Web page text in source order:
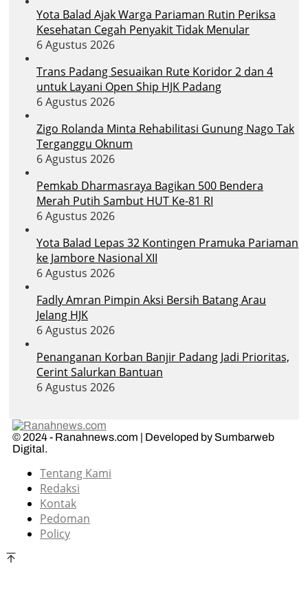
Yota Balad Ajak Warga Pariaman Rutin Periksa
Kesehatan Cegah Penyakit Tidak Menular
6 Agustus 2026
Trans Padang Sesuaikan Rute Koridor 2 dan 4
untuk Layani Open Ship HJK Padang
6 Agustus 2026
Zigo Rolanda Minta Rehabilitasi Gunung Nago Tak
Terganggu Oknum
6 Agustus 2026
Pemkab Dharmasraya Bagikan 500 Bendera
Merah Putih Sambut HUT Ke-81 RI
6 Agustus 2026
Yota Balad Lepas 32 Kontingen Pramuka Pariaman
ke Jambore Nasional XII
6 Agustus 2026
Fadly Amran Pimpin Aksi Bersih Batang Arau
Jelang HJK
6 Agustus 2026
Penanganan Korban Banjir Padang Jadi Prioritas,
Cerint Salurkan Bantuan
6 Agustus 2026
© 2024 - Ranahnews.com | Developed by Sumbarweb
Digital.
Tentang Kami
Redaksi
Kontak
Pedoman
Policy